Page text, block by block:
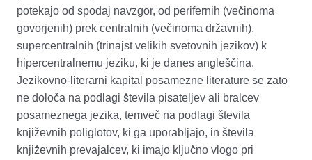
potekajo od spodaj navzgor, od perifernih (večinoma
govorjenih) prek centralnih (večinoma državnih),
supercentralnih (trinajst velikih svetovnih jezikov) k
hipercentralnemu jeziku, ki je danes angleščina.
Jezikovno-literarni kapital posamezne literature se zato
ne določa na podlagi števila pisateljev ali bralcev
posameznega jezika, temveč na podlagi števila
književnih poliglotov, ki ga uporabljajo, in števila
književnih prevajalcev, ki imajo ključno vlogo pri